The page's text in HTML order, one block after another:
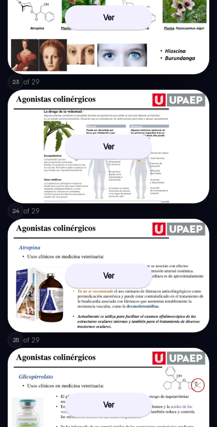
Ver
23 of 29
Ver
24 of 29
Ver
25 of 29
Ver